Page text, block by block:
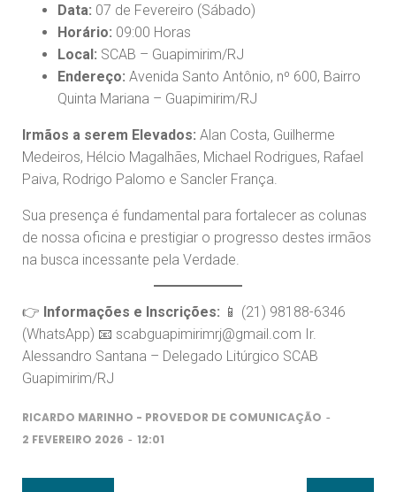
Data: 07 de Fevereiro (Sábado)
Horário: 09:00 Horas
Local: SCAB – Guapimirim/RJ
Endereço: Avenida Santo Antônio, nº 600, Bairro
Quinta Mariana – Guapimirim/RJ
Irmãos a serem Elevados: Alan Costa, Guilherme
Medeiros, Hélcio Magalhães, Michael Rodrigues, Rafael
Paiva, Rodrigo Palomo e Sancler França.
Sua presença é fundamental para fortalecer as colunas
de nossa oficina e prestigiar o progresso destes irmãos
na busca incessante pela Verdade.
👉 Informações e Inscrições: 📱 (21) 98188-6346
(WhatsApp) 📧 scabguapimirimrj@gmail.com Ir.
Alessandro Santana – Delegado Litúrgico SCAB
Guapimirim/RJ
RICARDO MARINHO - PROVEDOR DE COMUNICAÇÃO -
2 FEVEREIRO 2026 - 12:01